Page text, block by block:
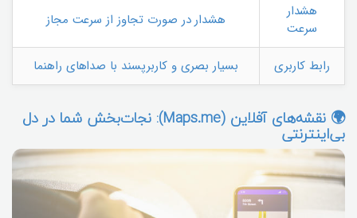
هشدار
سرعت
هشدار در صورت تجاوز از سرعت مجاز
رابط کاربری بسیار بصری و کاربرپسند با صداهای راهنما
🌍 نقشه‌های آفلاین (Maps.me): نجات‌بخش شما در دل
بی‌اینترنتی